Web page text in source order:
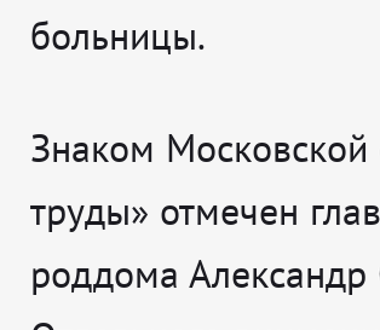
больницы.
Знаком
труды» отмечен
роддома Александр